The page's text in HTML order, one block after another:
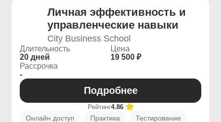
Личная эффективность и
управленческие навыки
City Business School
Длительность
20 дней
Цена
19 500 ₽
Рассрочка
-
Подробнее
Рейтинг4.86
Онлайн доступ Практика Тестирование